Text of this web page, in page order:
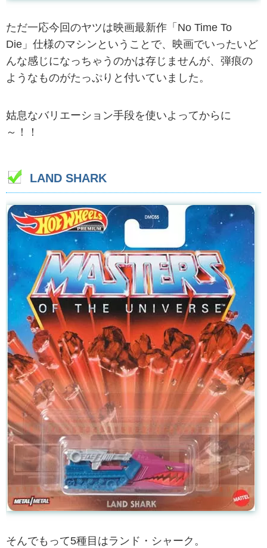
ただ一応今回のヤツは映画最新作「No Time To
Die」仕様のマシンということで、映画でいったいど
んな感じになっちゃうのかは存じませんが、弾痕の
ようなものがたっぷりと付いていました。
姑息なバリエーション手段を使いよってからに
～！！
LAND SHARK
そんでもって5種目はランド・シャーク。